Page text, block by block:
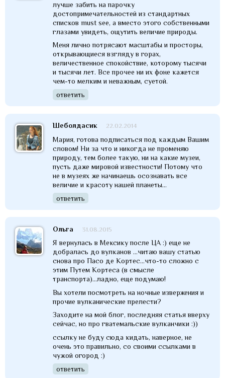
лучше забить на парочку
достопримечательностей из стандартных
списков must see, а вместо этого собственными
глазами увидеть, ощутить величие природы.
Меня лично потрясают масштабы и просторы,
открывающиеся взгляду в горах,
величественное спокойствие, которому тысячи
и тысячи лет. Все прочее ни их фоне кажется
чем-то мелким и неважным, суетой.
ответить
Шеболдасик 22.02.2014
Мария, готова подписаться под каждым Вашим
словом! Ни за что и никогда не променяю
природу, тем более такую, ни на какие музеи,
пусть даже мировой известности! Потому что
не в музеях же начинаешь осознавать все
величие и красоту нашей планеты...
ответить
Ольга 31.08.2015
Я вернулась в Мексику после ЦА :) еще не
добралась до вулканов ...читаю вашу статью
снова про Пасо де Кортес...что-то сложно с
этим Путем Кортеса (в смысле
транспорта)...ладно, еще подумаю!
Вы хотели посмотреть на ночные извержения и
прочие вулканические прелести?
Заходите на мой блог, последняя статья вверху
сейчас, но про гватемальские вулканчики :))
ссылку не буду сюда кидать, наверное, не
очень это правильно, со своими ссылками в
чужой огород :)
ответить